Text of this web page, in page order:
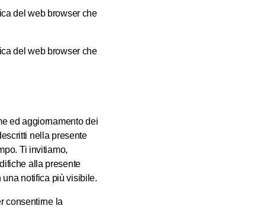
del web browser che
del web browser che
ed aggiornamento dei
nella presente
Ti invitiamo,
alla presente
notifica più visibile.
consentirne la